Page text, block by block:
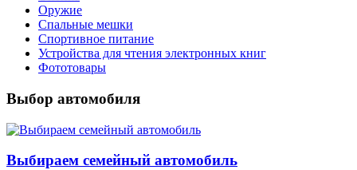
Оружие
Спальные мешки
Спортивное питание
Устройства для чтения электронных книг
Фототовары
Выбор автомобиля
Выбираем семейный автомобиль